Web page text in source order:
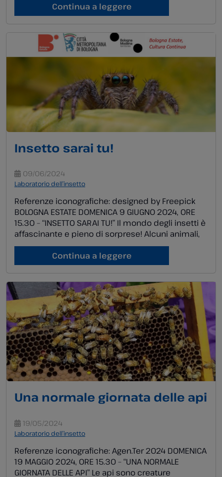
cacao, uno degli alimenti più amati di sempre!
Non lasciarti scappare l’occasione di assaporare
Continua a leggere
Insetto sarai tu!
09/06/2024
Laboratorio dell’insetto
Referenze iconografiche: designed by Freepick
BOLOGNA ESTATE DOMENICA 9 GIUGNO 2024, ORE
15.30 – “INSETTO SARAI TU!” Il mondo degli insetti è
affascinante e pieno di sorprese! Alcuni animali,
come i ragni, possono sembrare insetti a prima
vista, ma in realtà appartengono a gruppi
completamente diversi. Queste creature hanno
[…]
Continua a leggere
Una normale giornata delle api
19/05/2024
Laboratorio dell’insetto
Referenze iconografiche: Agen.Ter 2024 DOMENICA
19 MAGGIO 2024, ORE 15.30 – “UNA NORMALE
GIORNATA DELLE API” Le api sono creature